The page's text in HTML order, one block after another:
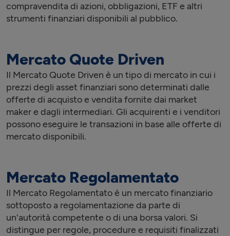
compravendita di azioni, obbligazioni, ETF e altri
strumenti finanziari disponibili al pubblico.
Mercato Quote Driven
Il Mercato Quote Driven è un tipo di mercato in cui i
prezzi degli asset finanziari sono determinati dalle
offerte di acquisto e vendita fornite dai market
maker e dagli intermediari. Gli acquirenti e i venditori
possono eseguire le transazioni in base alle offerte di
mercato disponibili.
Mercato Regolamentato
Il Mercato Regolamentato è un mercato finanziario
sottoposto a regolamentazione da parte di
un'autorità competente o di una borsa valori. Si
distingue per regole, procedure e requisiti finalizzati